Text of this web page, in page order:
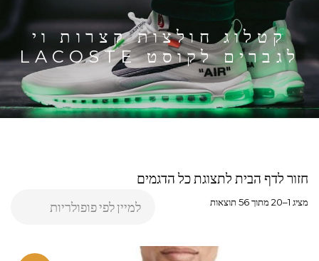
קטלוג חולצות קצרות וי
לגברים לקוסט LACOSTE
חזור לדף הבית לתצוגת כל הדגמים
מציג 1–20 מתוך 56 תוצאות